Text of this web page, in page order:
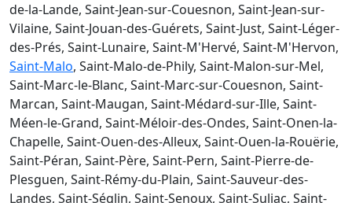
de-la-Lande, Saint-Jean-sur-Couesnon, Saint-Jean-sur-
Vilaine, Saint-Jouan-des-Guérets, Saint-Just, Saint-Léger-
des-Prés, Saint-Lunaire, Saint-M'Hervé, Saint-M'Hervon,
Saint-Malo, Saint-Malo-de-Phily, Saint-Malon-sur-Mel,
Saint-Marc-le-Blanc, Saint-Marc-sur-Couesnon, Saint-
Marcan, Saint-Maugan, Saint-Médard-sur-Ille, Saint-
Méen-le-Grand, Saint-Méloir-des-Ondes, Saint-Onen-la-
Chapelle, Saint-Ouen-des-Alleux, Saint-Ouen-la-Rouërie,
Saint-Péran, Saint-Père, Saint-Pern, Saint-Pierre-de-
Plesguen, Saint-Rémy-du-Plain, Saint-Sauveur-des-
Landes, Saint-Séglin, Saint-Senoux, Saint-Suliac, Saint-